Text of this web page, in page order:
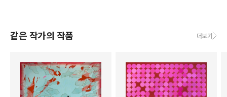
같은 작가의 작품 더보기